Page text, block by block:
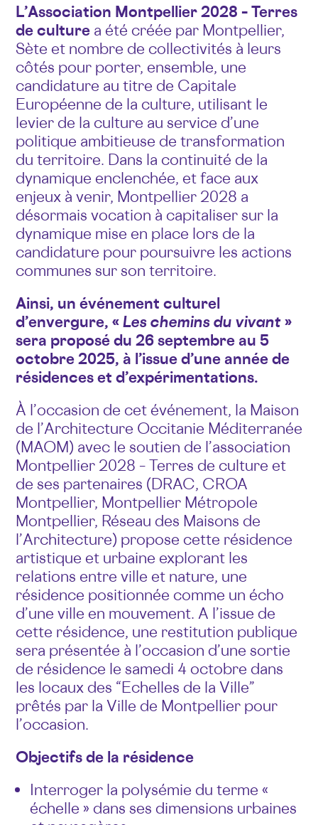
L’Association Montpellier 2028 – Terres
de culture a été créée par Montpellier,
Sète et nombre de collectivités à leurs
côtés pour porter, ensemble, une
candidature au titre de Capitale
Européenne de la culture, utilisant le
levier de la culture au service d’une
politique ambitieuse de transformation
du territoire. Dans la continuité de la
dynamique enclenchée, et face aux
enjeux à venir, Montpellier 2028 a
désormais vocation à capitaliser sur la
dynamique mise en place lors de la
candidature pour poursuivre les actions
communes sur son territoire.
Ainsi, un événement culturel
d’envergure, «Les chemins du vivant»
sera proposé du 26 septembre au 5
octobre 2025, à l’issue d’une année de
résidences et d’expérimentations.
À l’occasion de cet événement, la Maison
de l’Architecture Occitanie Méditerranée
(MAOM) avec le soutien de l’association
Montpellier 2028 – Terres de culture et
de ses partenaires (DRAC, CROA
Montpellier, Montpellier Métropole
Montpellier, Réseau des Maisons de
l’Architecture) propose cette résidence
artistique et urbaine explorant les
relations entre ville et nature, une
résidence positionnée comme un écho
d’une ville en mouvement. A l’issue de
cette résidence, une restitution publique
sera présentée à l’occasion d’une sortie
de résidence le samedi 4 octobre dans
les locaux des “Echelles de la Ville”
prêtés par la Ville de Montpellier pour
l’occasion.
Objectifs de la résidence
Interroger la polysémie du terme «
échelle » dans ses dimensions urbaines